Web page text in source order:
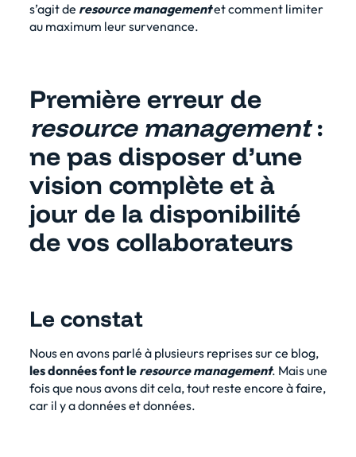
s’agit de resource managementet comment limiter
au maximum leur survenance.
Première erreur de
resource management:
ne pas disposer d’une
vision complète et à
jour de la disponibilité
de vos collaborateurs
Le constat
Nous en avons parlé à plusieurs reprises sur ce blog,
les données font le resource management. Mais une
fois que nous avons dit cela, tout reste encore à faire,
car il y a données et données.